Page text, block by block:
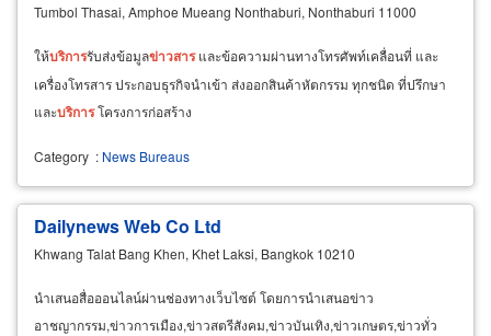
Tumbol Thasai, Amphoe Mueang Nonthaburi, Nonthaburi 11000
ให้บริการรับส่งข้อมูลข่าวสารและข้อความผ่านทางโทรศัพท์เคลื่อนที่ และ
เครื่องโทรสาร ประกอบธุรกิจนำเข้า ส่งออกสินค้าหัตกรรม ทุกชนิด ที่ปรึกษา
และบริการโครงการก่อสร้าง
Category : News Bureaus
Dailynews Web Co Ltd
Khwang Talat Bang Khen, Khet Laksi, Bangkok 10210
นำเสนอสื่อออนไลน์ผ่านช่องทางเว็บไซต์ โดยการนำเสนอข่าว
อาชญากรรม,ข่าวการเมือง,ข่าวสตรีสังคม,ข่าวบันเทิง,ข่าวเกษตร,ข่าวทั่ว